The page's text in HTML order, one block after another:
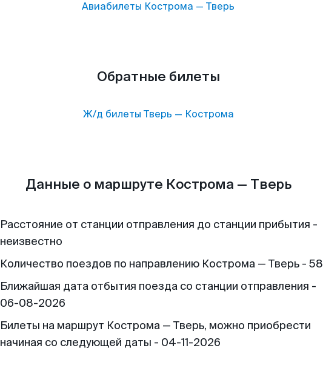
Авиабилеты Кострома — Тверь
Обратные билеты
Ж/д билеты Тверь — Кострома
Данные о маршруте Кострома — Тверь
Расстояние от станции отправления до станции прибытия -
неизвестно
Количество поездов по направлению Кострома — Тверь - 58
Ближайшая дата отбытия поезда со станции отправления -
06-08-2026
Билеты на маршрут Кострома — Тверь, можно приобрести
начиная со следующей даты - 04-11-2026